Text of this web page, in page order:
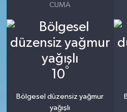
CUMA
10°
Bölgesel düzensiz yağmur
yağışlı